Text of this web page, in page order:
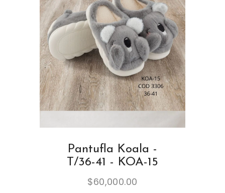
Pantufla Koala -
T/36-41 - KOA-15
$60,000.00